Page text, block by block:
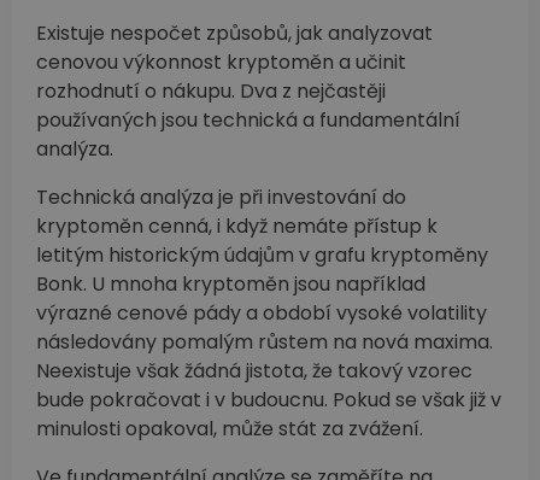
Existuje nespočet způsobů, jak analyzovat
cenovou výkonnost kryptoměn a učinit
rozhodnutí o nákupu. Dva z nejčastěji
používaných jsou technická a fundamentální
analýza.
Technická analýza je při investování do
kryptoměn cenná, i když nemáte přístup k
letitým historickým údajům v grafu kryptoměny
Bonk. U mnoha kryptoměn jsou například
výrazné cenové pády a období vysoké volatility
následovány pomalým růstem na nová maxima.
Neexistuje však žádná jistota, že takový vzorec
bude pokračovat i v budoucnu. Pokud se však již v
minulosti opakoval, může stát za zvážení.